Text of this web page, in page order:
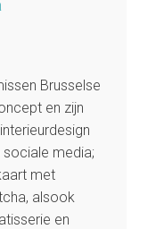
Brusselse
en zijn
media;
met
alsook
en